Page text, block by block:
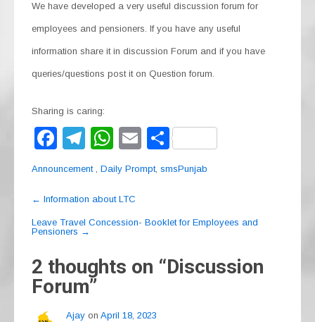
We have developed a very useful discussion forum for
employees and pensioners. If you have any useful
information share it in discussion Forum and if you have
queries/questions post it on Question forum.
Sharing is caring:
F
a
e
b
o
k
T
el
gr
a
W
h
s
A
p
E
m
S
h
Announcement , Daily Prompt, smsPunjab
Post
navigation
← Information about LTC
Leave Travel Concession- Booklet for Employees and
Pensioners →
2 thoughts on “Discussion
Forum”
Ajay on April 18, 2023